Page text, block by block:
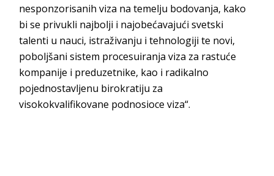
nesponzorisanih viza na temelju bodovanja, kako
bi se privukli najbolji i najobećavajući svetski
talenti u nauci, istraživanju i tehnologiji te novi,
poboljšani sistem procesuiranja viza za rastuće
kompanije i preduzetnike, kao i radikalno
pojednostavljenu birokratiju za
visokokvalifikovane podnosioce viza“.